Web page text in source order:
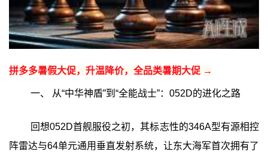
拼多多暑假大促，升温降价，全品类暑期大促 →
一、 从“中华神盾”到“全能战士”：052D的进化之路
回想052D首舰服役之初，其标志性的346A型有源相控
阵雷达与64单元通用垂直发射系统，让东大海军首次拥有了